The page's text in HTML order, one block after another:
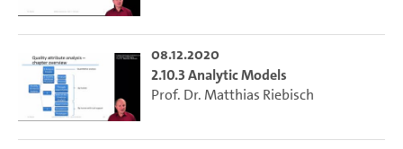
08.12.2020
2.10.3 Analytic Models
Prof. Dr. Matthias Riebisch